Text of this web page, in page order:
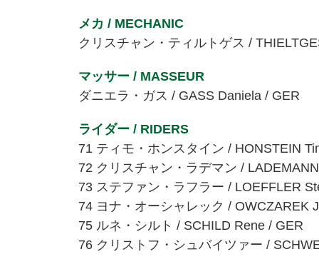
メカ / MECHANIC
クリスチャン・ティルトゲス /
マッサー / MASSEUR
ダニエラ・ガス / GASS Daniela / GER
ライダー / RIDERS
71 ティモ・ホンスタイン / HONSTEIN
72 クリスチャン・ラデマン /
73 ステファン・ラフラー / LOEFFLER
74 ヨナ・オーシャレック / OWCZAREK
75 ルネ・シルト / SCHILD Rene / GER
76 クリストフ・シュバイツァー /